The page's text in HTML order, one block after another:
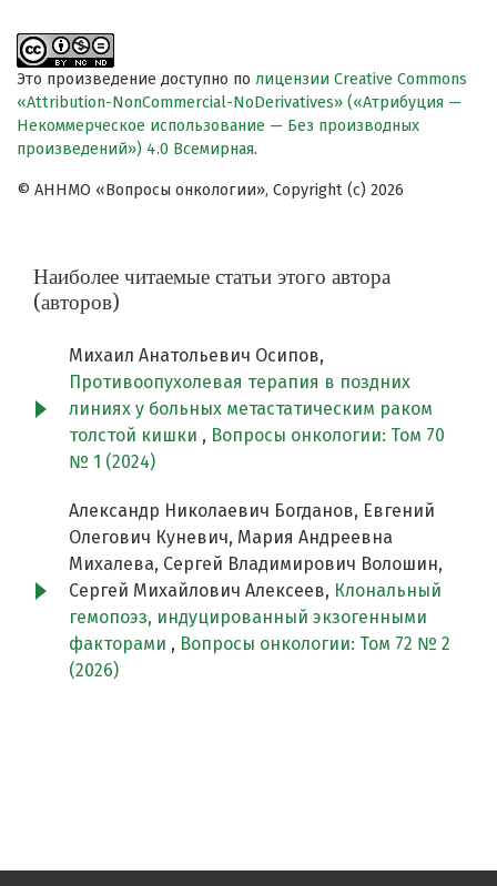
Это произведение доступно по лицензии Creative Commons
«Attribution-NonCommercial-NoDerivatives» («Атрибуция —
Некоммерческое использование — Без производных
произведений») 4.0 Всемирная.
© АННМО «Вопросы онкологии», Copyright (c) 2026
Наиболее читаемые статьи этого автора
(авторов)
Михаил Анатольевич Осипов,
Противоопухолевая терапия в поздних
линиях у больных метастатическим раком
толстой кишки , Вопросы онкологии: Том 70
№ 1 (2024)
Александр Николаевич Богданов, Евгений
Олегович Куневич, Мария Андреевна
Михалева, Сергей Владимирович Волошин,
Сергей Михайлович Алексеев, Клональный
гемопоэз, индуцированный экзогенными
факторами , Вопросы онкологии: Том 72 № 2
(2026)